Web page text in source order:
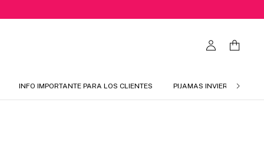
INFO IMPORTANTE PARA LOS CLIENTES PIJAMAS INVIERNO 2026